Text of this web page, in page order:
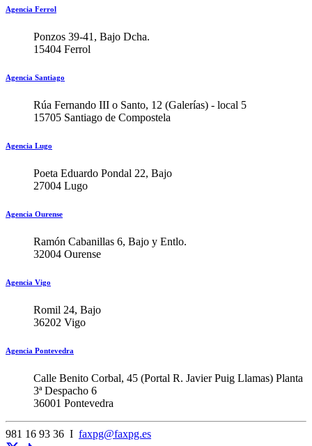
Agencia Ferrol
Ponzos 39-41, Bajo Dcha.
15404 Ferrol
Agencia Santiago
Rúa Fernando III o Santo, 12 (Galerías) - local 5
15705 Santiago de Compostela
Agencia Lugo
Poeta Eduardo Pondal 22, Bajo
27004 Lugo
Agencia Ourense
Ramón Cabanillas 6, Bajo y Entlo.
32004 Ourense
Agencia Vigo
Romil 24, Bajo
36202 Vigo
Agencia Pontevedra
Calle Benito Corbal, 45 (Portal R. Javier Puig Llamas) Planta
3ª Despacho 6
36001 Pontevedra
981 16 93 36 I faxpg@faxpg.es